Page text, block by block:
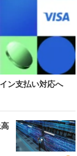
ン支払い対応へ